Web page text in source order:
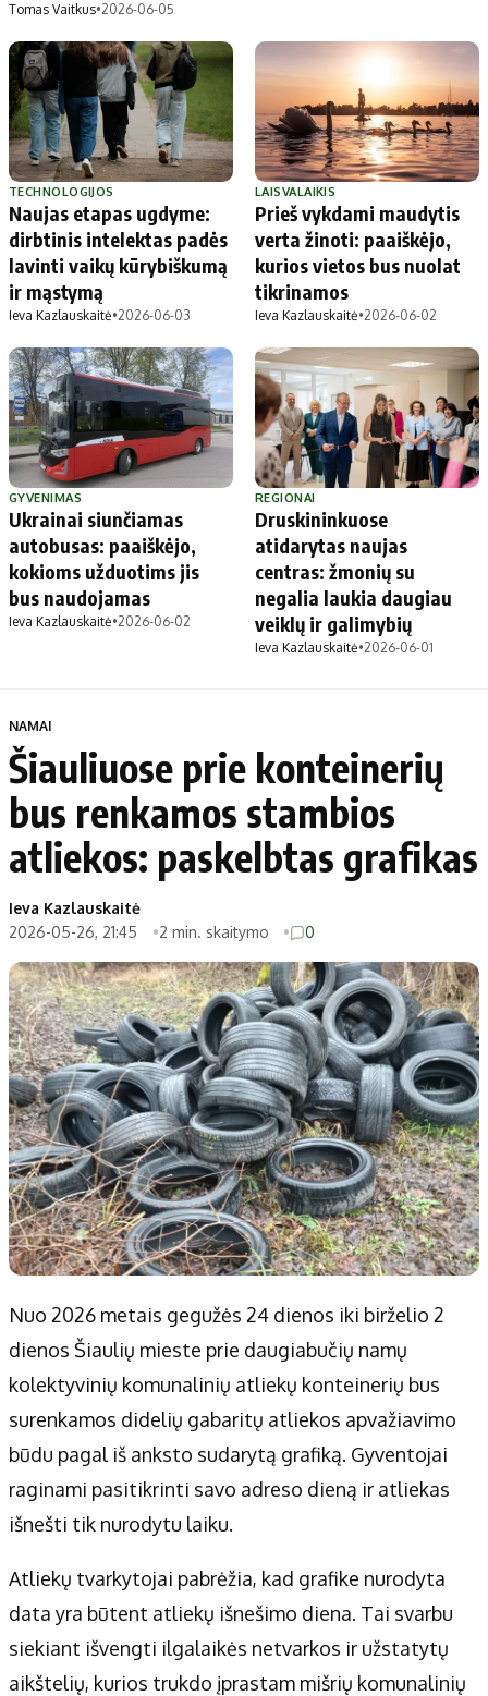
Tomas Vaitkus•2026-06-05
TECHNOLOGIJOS
Naujas etapas ugdyme:
dirbtinis intelektas padės
lavinti vaikų kūrybiškumą
ir mąstymą
Ieva Kazlauskaitė•2026-06-03
LAISVALAIKIS
Prieš vykdami maudytis
verta žinoti: paaiškėjo,
kurios vietos bus nuolat
tikrinamos
Ieva Kazlauskaitė•2026-06-02
GYVENIMAS
Ukrainai siunčiamas
autobusas: paaiškėjo,
kokioms užduotims jis
bus naudojamas
Ieva Kazlauskaitė•2026-06-02
REGIONAI
Druskininkuose
atidarytas naujas
centras: žmonių su
negalia laukia daugiau
veiklų ir galimybių
Ieva Kazlauskaitė•2026-06-01
NAMAI
Šiauliuose prie konteinerių
bus renkamos stambios
atliekos: paskelbtas grafikas
Ieva Kazlauskaitė
2026-05-26, 21:45
2 min. skaitymo 0
Nuo 2026 metais gegužės 24 dienos iki birželio 2
dienos Šiaulių mieste prie daugiabučių namų
kolektyvinių komunalinių atliekų konteinerių bus
surenkamos didelių gabaritų atliekos apvažiavimo
būdu pagal iš anksto sudarytą grafiką. Gyventojai
raginami pasitikrinti savo adreso dieną ir atliekas
išnešti tik nurodytu laiku.
Atliekų tvarkytojai pabrėžia, kad grafike nurodyta
data yra būtent atliekų išnešimo diena. Tai svarbu
siekiant išvengti ilgalaikės netvarkos ir užstatytų
aikštelių, kurios trukdo įprastam mišrių komunalinių